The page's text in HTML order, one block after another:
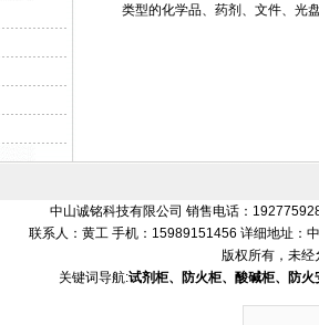
类型的化学品、药剂、文件、光
中山诚铭科技有限公司 销售电话：
联系人：黄工 手机：15989151456 详细地址：
版权所有，未经
关键词导航:试剂柜、防火柜、酸碱柜、防